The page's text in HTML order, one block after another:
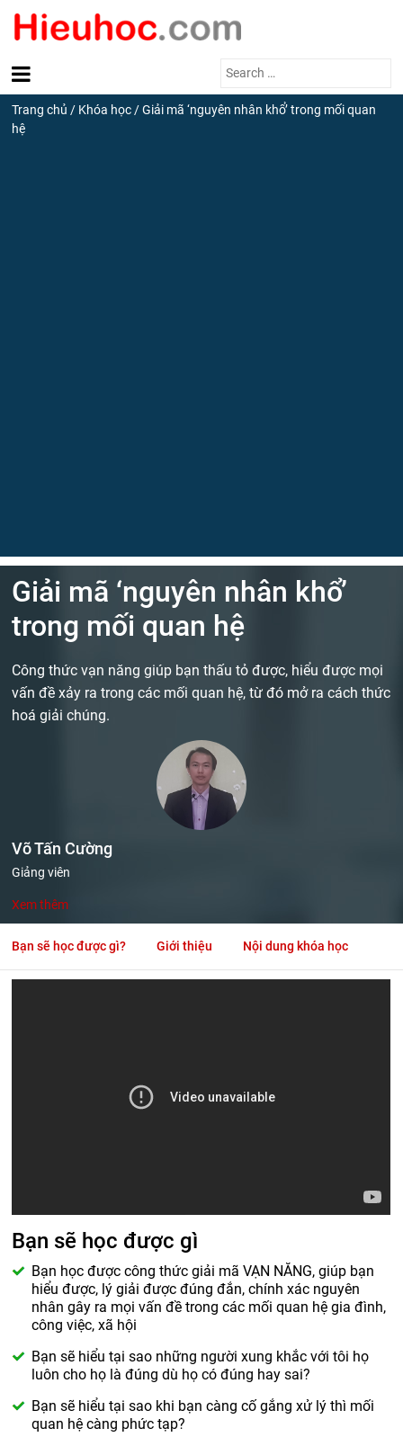
Search
Trang chủ / Khóa học /Giải mã ‘nguyên nhân khổ’ trong mối quan
hệ
Giải mã ‘nguyên nhân khổ’
trong mối quan hệ
Công thức vạn năng giúp bạn thấu tỏ được, hiểu được mọi
vấn đề xảy ra trong các mối quan hệ, từ đó mở ra cách thức
hoá giải chúng.
Võ Tấn Cường
Giảng viên
Xem thêm
Bạn sẽ học được gì? Giới thiệu Nội dung khóa học
Bạn sẽ học được gì
Bạn học được công thức giải mã VẠN NĂNG, giúp bạn
hiểu được, lý giải được đúng đắn, chính xác nguyên
nhân gây ra mọi vấn đề trong các mối quan hệ gia đình,
công việc, xã hội
Bạn sẽ hiểu tại sao những người xung khắc với tôi họ
luôn cho họ là đúng dù họ có đúng hay sai?
Bạn sẽ hiểu tại sao khi bạn càng cố gắng xử lý thì mối
quan hệ càng phức tạp?